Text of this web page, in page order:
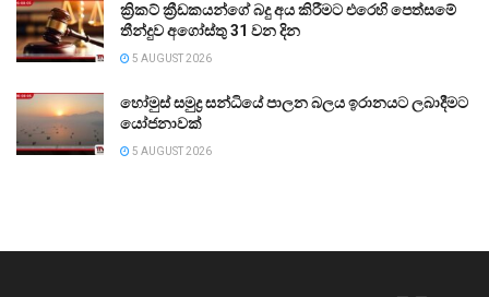
ක්‍රිකට් ක්‍රීඩකයන්ගේ බදු අය කිරීමට එරෙහි පෙත්සමේ
තීන්දුව අගෝස්තු 31 වන දින
5 AUGUST 2026
හෝමුස් සමුද්‍ර සන්ධියේ පාලන බලය ඉරානයට ලබාදීමට
යෝජනාවක්
5 AUGUST 2026